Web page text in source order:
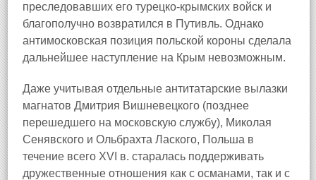
преследовавших его турецко-крымских войск и
благополучно возвратился в Путивль. Однако
антимосковская позиция польской короны сделала
дальнейшее наступление на Крым невозможным.
Даже учитывая отдельные антитатарские вылазки
магнатов Дмитрия Вишневецкого (позднее
перешедшего на московскую службу), Миколая
Сенявского и Ольбрахта Лаского, Польша в
течение всего XVI в. старалась поддерживать
дружественные отношения как с османами, так и с